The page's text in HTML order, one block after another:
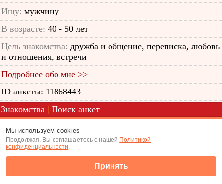
Ищу: мужчину
В возрасте: 40 - 50 лет
Цель знакомства: дружба и общение, переписка, любовь
и отношения, встречи
Подробнее обо мне >>
ID анкеты: 11868443
Знакомства | Поиск анкет
(c) Tabor.ru 2026
Мы используем cookies
Продолжая, Вы соглашаетесь с нашей Политикой
конфиденциальности.
Принять